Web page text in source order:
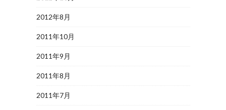
2012年8月
2011年10月
2011年9月
2011年8月
2011年7月